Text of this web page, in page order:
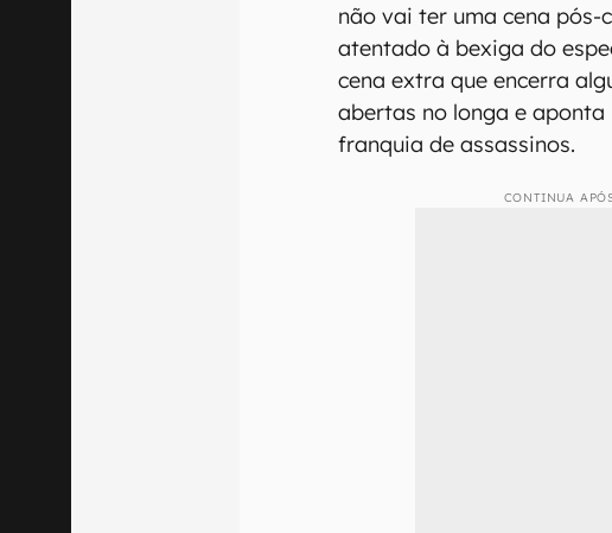
não vai ter uma cena pós-
atentado à bexiga do
cena extra que encerra
abertas no longa e
franquia de assassinos.
CONTINUA